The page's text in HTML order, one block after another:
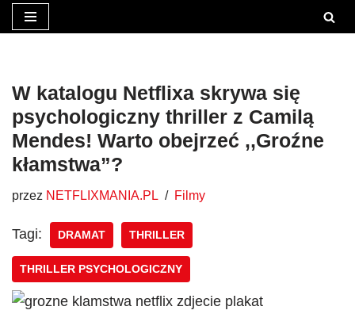
treści
W katalogu Netflixa skrywa się
psychologiczny thriller z Camilą
Mendes! Warto obejrzeć ,,Groźne
kłamstwa”?
przez NETFLIXMANIA.PL Filmy
Tagi: DRAMAT THRILLER
THRILLER PSYCHOLOGICZNY